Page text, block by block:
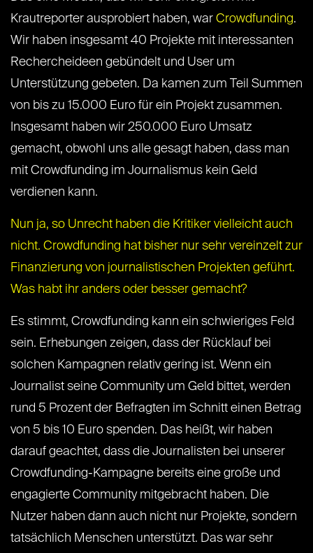
Krautreporter ausprobiert haben, war Crowdfunding.
Wir haben insgesamt 40 Projekte mit interessanten
Rechercheideen gebündelt und User um
Unterstützung gebeten. Da kamen zum Teil Summen
von bis zu 15.000 Euro für ein Projekt zusammen.
Insgesamt haben wir 250.000 Euro Umsatz
gemacht, obwohl uns alle gesagt haben, dass man
mit Crowdfunding im Journalismus kein Geld
verdienen kann.
Nun ja, so Unrecht haben die Kritiker vielleicht auch
nicht. Crowdfunding hat bisher nur sehr vereinzelt zur
Finanzierung von journalistischen Projekten geführt.
Was habt ihr anders oder besser gemacht?
Es stimmt, Crowdfunding kann ein schwieriges Feld
sein. Erhebungen zeigen, dass der Rücklauf bei
solchen Kampagnen relativ gering ist. Wenn ein
Journalist seine Community um Geld bittet, werden
rund 5 Prozent der Befragten im Schnitt einen Betrag
von 5 bis 10 Euro spenden. Das heißt, wir haben
darauf geachtet, dass die Journalisten bei unserer
Crowdfunding-Kampagne bereits eine große und
engagierte Community mitgebracht haben. Die
Nutzer haben dann auch nicht nur Projekte, sondern
tatsächlich Menschen unterstützt. Das war sehr